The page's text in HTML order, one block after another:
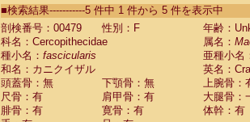
CebidaeSaguinus labiatus(0)
Cebidae Saguinus leucopus (0)
CebidaeSaguinus midas
CebidaeSaguinus mystax
CebidaeSaguinus nigricollis (1)
Cebidae Saguinus oedipus
Cebidae Saguinus weddelli
Cebidae Saguinusspp.
■検索結果-----------5 件中 1 件から 5 件を表示中
剖検番号：00479
性別：F
年齢：
科名：Cercopithecidae
属名：
種小名： fascicularis
亜種小名
和名：カニクイザル
英名：
頭蓋骨：無
下顎骨：無
上腕骨：
尺骨：有
肩甲骨：有
大腿骨：
腓骨：有
寛骨：有
体幹：有